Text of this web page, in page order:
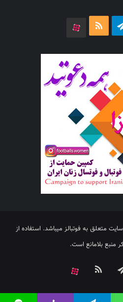
تلگرام خوراک
متعلق به فوتبالز میباشد. استفاده از
منبع بلامانع است.
تلگرام خوراک